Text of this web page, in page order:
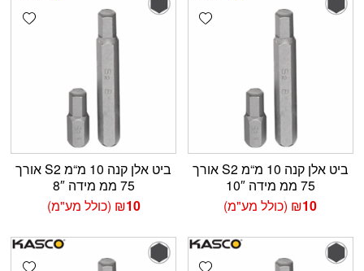
Add wishlist
ביט אלן קנה 10 מ“מ S2 אורך
75 ממ מידה 10″
₪10 (כולל מע"מ)
ביט אלן קנה 10 מ“מ S2 אורך
75 ממ מידה 8″
₪10 (כולל מע"מ)
Add wishlist